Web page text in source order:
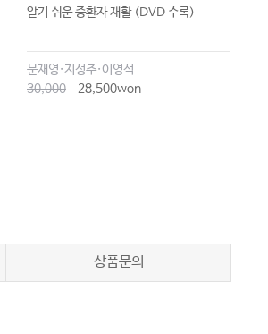
알기 쉬운 중환자 재활 (DVD 수록)
문재영·지성주·이영석
30,000
28,500won
상품문의